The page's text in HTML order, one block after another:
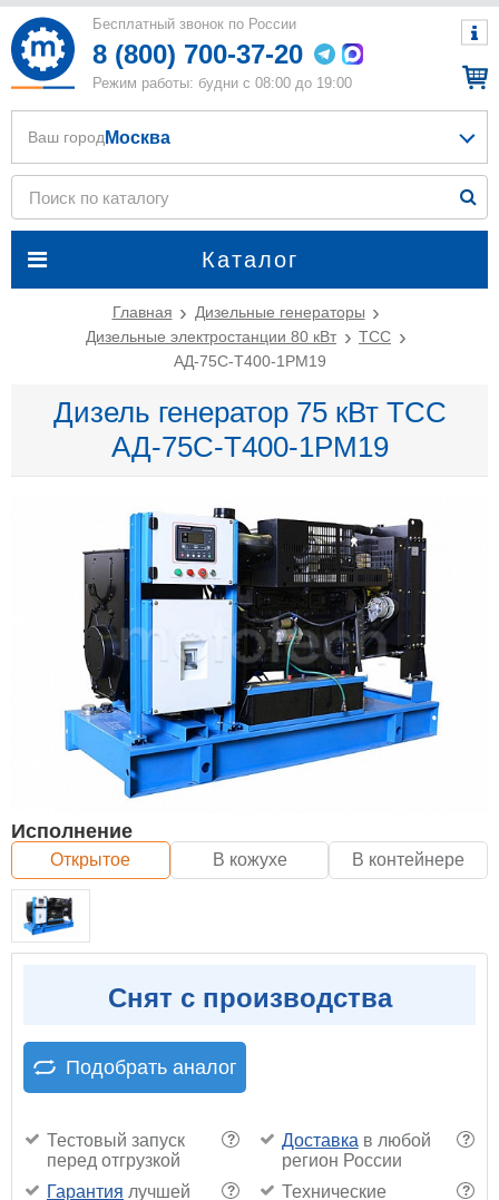
Бесплатный звонок по России
8 (800) 700-37-20
Режим работы: будни с 08:00 до 19:00
Каталог
Ваш город Москва
Главная
Дизельные генераторы
Дизельные электростанции 80 кВт
ТСС
АД-75С-Т400-1РМ19
Дизель генератор 75 кВт ТСС
АД-75С-Т400-1РМ19
Исполнение
Открытое В кожухе В контейнере
Снят с производства
Подобрать аналог
?
Тестовый запуск
перед отгрузкой
?
Доставка в любой
регион России
?
Гарантия лучшей
?
Технические